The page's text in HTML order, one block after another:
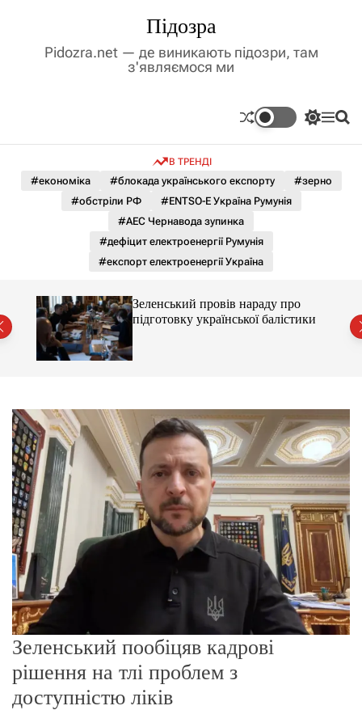
Підозра
Pidozra.net — де виникають підозри, там
з'являємося ми
П
м
к
о
р
е
ж
и
м
у
М П
В ТРЕНДІ
#економіка #блокада українського експорту
#зерно
#обстріли РФ
#ENTSO-E Україна Румунія
#АЕС Чернавода зупинка
#дефіцит електроенергії Румунія
#експорт електроенергії Україна
Зеленський провів нараду про
підготовку української балістики
Зеленський пообіцяв кадрові
рішення на тлі проблем з
доступністю ліків